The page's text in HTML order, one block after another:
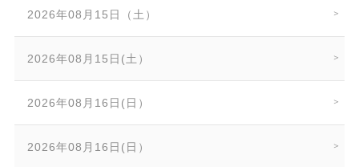
2026年08月15日（土）
2026年08月15日(土）
2026年08月16日(日）
2026年08月16日(日）